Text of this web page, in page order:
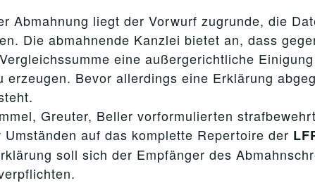
Abmahnung liegt der Vorwurf zugrunde, die
Die abmahnende Kanzlei bietet an, dass
eine außergerichtliche
Bevor allerdings eine Erklärung
Greuter, Beller vorformulierten
auf das komplette Repertoire der
soll sich der Empfänger des